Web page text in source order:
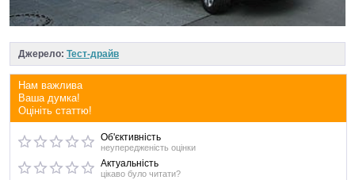
Джерело: Тест-драйв
Нам важлива
Ваша думка!
Оцініть статтю!
Об'єктивність
неупередженість оцінки
Актуальність
цікаво було читати?